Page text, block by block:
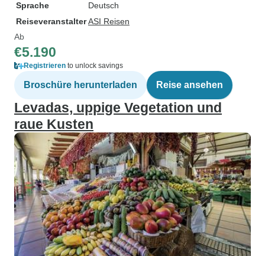
Sprache
Deutsch
ReiseveranstalterASI Reisen
Ab
€5.190
Registrieren to unlock savings
Broschüre herunterladen Reise ansehen
Levadas, uppige Vegetation und
raue Kusten